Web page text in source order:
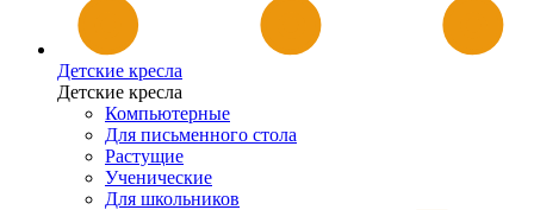
Детские кресла
Детские кресла
Компьютерные
Для письменного стола
Растущие
Ученические
Для школьников